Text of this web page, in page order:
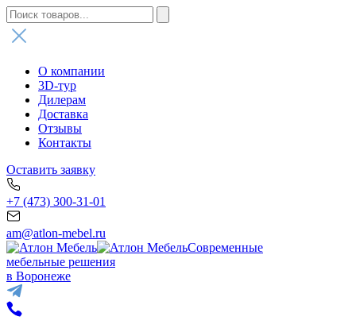
О компании
3D-тур
Дилерам
Доставка
Отзывы
Контакты
Оставить заявку
+7 (473) 300-31-01
am@atlon-mebel.ru
Современные
мебельные решения
в Воронеже